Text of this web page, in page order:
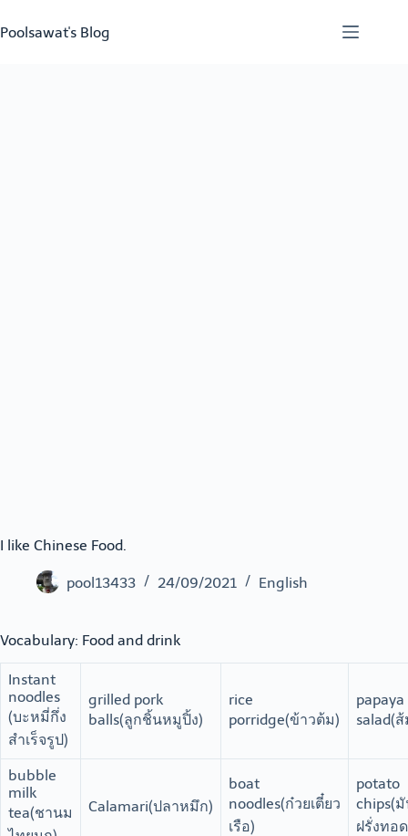
to
content
Poolsawat's Blog
I like Chinese Food.
pool13433 24/09/2021 English
Vocabulary: Food and drink
Instant
noodles
(บะหมี่กึ่ง
สำเร็จรูป)
grilled pork
balls(ลูกชิ้นหมูปิ้ง)
rice
porridge(ข้าวต้ม)
papaya
salad(
bubble
milk
tea(ชานม
Calamari(ปลาหมึก)
boat
noodles(ก๋วยเตี๋ยว
เรือ)
potato
chips(
ฝรั่งทอ